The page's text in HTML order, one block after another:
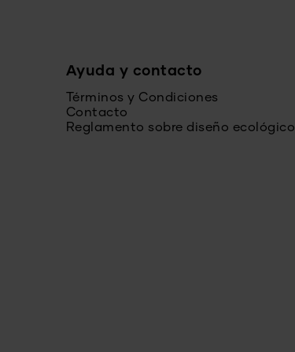
Ayuda y contacto
Términos y Condiciones
Contacto
Reglamento sobre diseño ecológico